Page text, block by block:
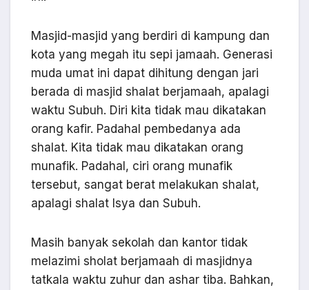
Masjid-masjid yang berdiri di kampung dan
kota yang megah itu sepi jamaah. Generasi
muda umat ini dapat dihitung dengan jari
berada di masjid shalat berjamaah, apalagi
waktu Subuh. Diri kita tidak mau dikatakan
orang kafir. Padahal pembedanya ada
shalat. Kita tidak mau dikatakan orang
munafik. Padahal, ciri orang munafik
tersebut, sangat berat melakukan shalat,
apalagi shalat Isya dan Subuh.
Masih banyak sekolah dan kantor tidak
melazimi sholat berjamaah di masjidnya
tatkala waktu zuhur dan ashar tiba. Bahkan,